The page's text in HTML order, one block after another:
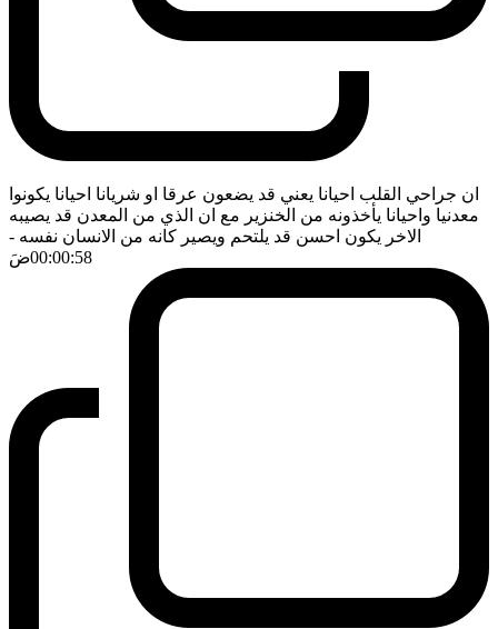
ان جراحي القلب احيانا يعني قد يضعون عرقا او شريانا احيانا يكونوا
معدنيا واحيانا يأخذونه من الخنزير مع ان الذي من المعدن قد يصيبه
الاخر يكون احسن قد يلتحم ويصير كانه من الانسان نفسه -
00:00:58ضَ